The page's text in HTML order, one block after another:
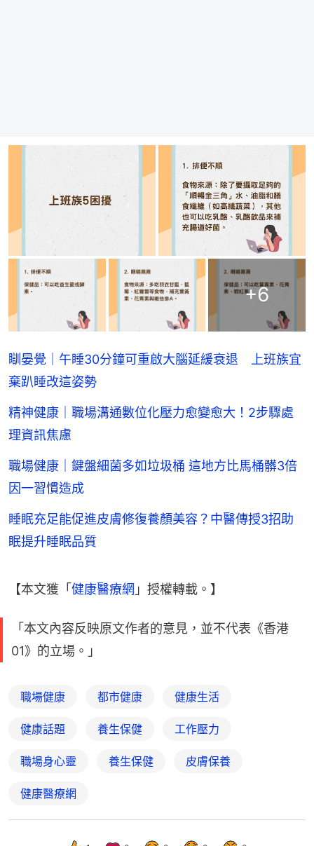
+6
瞓晏覺｜午睡30分鐘可重啟大腦延緩衰退 上班族宜
棄趴睡改這姿勢
精神健康｜職場溝通數位化壓力愈變愈大！2步驟處
理資訊焦慮
職場健康｜鍵盤細菌多如垃圾桶 這地方比馬桶髒3倍
因一習慣造成
睡眠充足能促進皮膚修復養顏美容？中醫傳授3招助
眠提升睡眠品質
【本文獲「健康醫療網 」授權轉載。】
「本文內容反映原文作者的意見，並不代表《香港
01》的立場。」
職場健康 都市健康 健康生活
健康話題 養生保健 工作壓力
職場身心靈 養生保健 皮膚保養
健康醫療網